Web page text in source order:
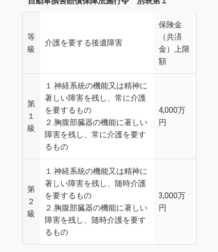
等
級
介護を要する後遺障害
保険金
（共済
金）上限
額
第
１
級
１.神経系統の機能又は精神に
著しい障害を残し、常に介護
を要するもの
２.胸腹部臓器の機能に著しい
障害を残し、常に介護を要す
るもの
4,000万
円
第
２
級
１.神経系統の機能又は精神に
著しい障害を残し、随時介護
を要するもの
２.胸腹部臓器の機能に著しい
障害を残し、随時介護を要す
るもの
3,000万
円